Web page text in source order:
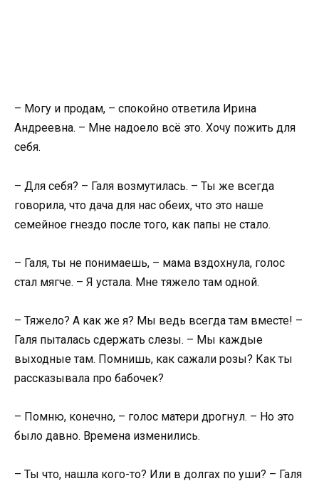
– Могу и продам, – спокойно ответила Ирина
Андреевна. – Мне надоело всё это. Хочу пожить для
себя.
– Для себя? – Галя возмутилась. – Ты же всегда
говорила, что дача для нас обеих, что это наше
семейное гнездо после того, как папы не стало.
– Галя, ты не понимаешь, – мама вздохнула, голос
стал мягче. – Я устала. Мне тяжело там одной.
– Тяжело? А как же я? Мы ведь всегда там вместе! –
Галя пыталась сдержать слезы. – Мы каждые
выходные там. Помнишь, как сажали розы? Как ты
рассказывала про бабочек?
– Помню, конечно, – голос матери дрогнул. – Но это
было давно. Времена изменились.
– Ты что, нашла кого-то? Или в долгах по уши? – Галя